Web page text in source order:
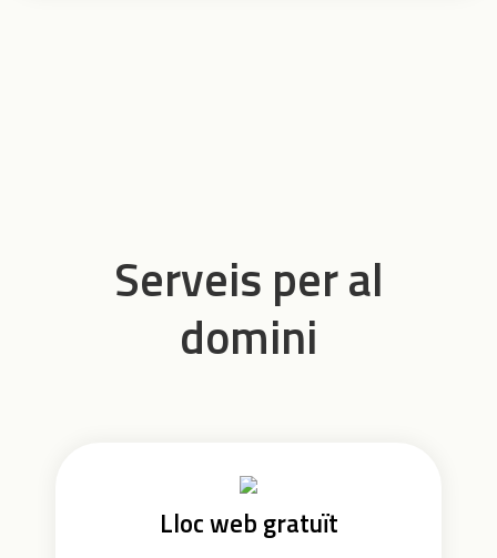
Serveis per al
domini
Lloc web gratuït